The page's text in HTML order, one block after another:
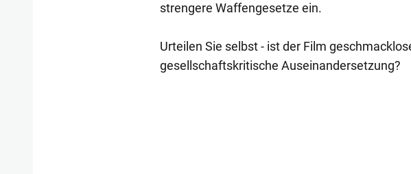
strengere Waffengesetze ein.
Urteilen Sie selbst - ist der Film
gesellschaftskritische Auseinandersetzung?